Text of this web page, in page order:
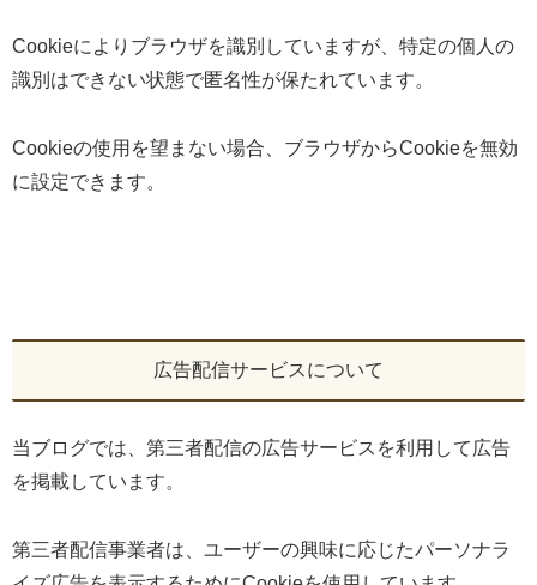
Cookieによりブラウザを識別していますが、特定の個人の
識別はできない状態で匿名性が保たれています。
Cookieの使用を望まない場合、ブラウザからCookieを無効
に設定できます。
広告配信サービスについて
当ブログでは、第三者配信の広告サービスを利用して広告
を掲載しています。
第三者配信事業者は、ユーザーの興味に応じたパーソナラ